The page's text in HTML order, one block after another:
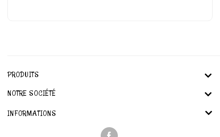
PRODUITS
NOTRE SOCIÉTÉ
INFORMATIONS